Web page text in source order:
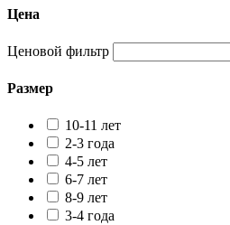
Цена
Ценовой фильтр
Размер
10-11 лет
2-3 года
4-5 лет
6-7 лет
8-9 лет
3-4 года